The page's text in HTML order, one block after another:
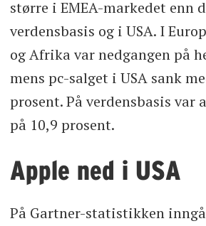
større i EMEA-markedet enn
verdensbasis og i USA. I
og Afrika var nedgangen på
mens pc-salget i USA sank
prosent. På verdensbasis var
på 10,9 prosent.
Apple ned i USA
På Gartner-statistikken